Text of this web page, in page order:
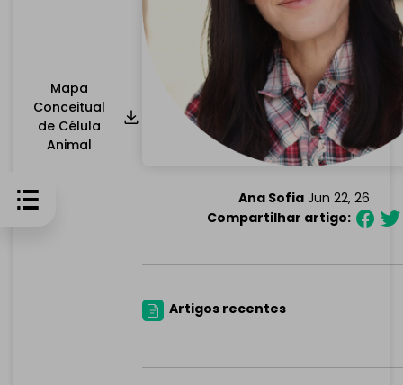
Mapa
Conceitual
de Célula
Animal
Ana Sofia Jun 22, 26
Compartilhar artigo:
Artigos recentes